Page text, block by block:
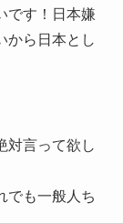
です！日本嫌
から日本とし
対言って欲し
でも一般人ち